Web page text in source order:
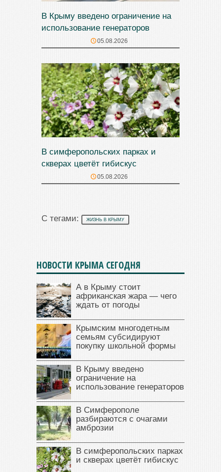
В Крыму введено ограничение на
использование генераторов
05.08.2026
В симферопольских парках и
скверах цветёт гибискус
05.08.2026
С тегами: ЖИЗНЬ В КРЫМУ
НОВОСТИ КРЫМА СЕГОДНЯ
А в Крыму стоит
африканская жара — чего
ждать от погоды
Крымским многодетным
семьям субсидируют
покупку школьной формы
В Крыму введено
ограничение на
использование генераторов
В Симферополе
разбираются с очагами
амброзии
В симферопольских парках
и скверах цветёт гибискус